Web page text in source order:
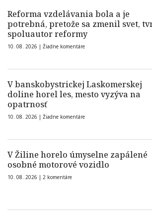
Reforma vzdelávania bola a je
potrebná, pretože sa zmenil svet,
spoluautor reformy
10. 08. 2026 | Žiadne komentáre
V banskobystrickej Laskomerskej
doline horel les, mesto vyzýva na
opatrnosť
10. 08. 2026 | Žiadne komentáre
V Žiline horelo úmyselne zapálené
osobné motorové vozidlo
10. 08. 2026 | 2 komentáre